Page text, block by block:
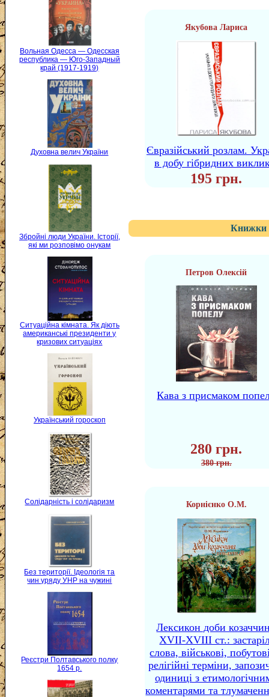
Вольная Одесса — Одесская
республика — Юго-Западный
край (1917-1919)
Духовна велич України
Збройні люди України. Історії,
які ми розповімо онукам
Ситуаційна кімната. Як діють
американські президенти у
кризових ситуаціях
Український гороскоп
Солідарність і солідаризм
Без території. Ідеологія та
чин уряду УНР на чужині
Реєстри Полтавського полку
1654 р.
Якубова Лариса
Євразійський розлам.
в добу гібридних
195 грн.
Книжки
Петров Олексій
Кава з присмаком
280 грн.
380 грн.
Корнієнко О.М.
Лексикон доби
XVII-XVIII ст.:
слова, військові,
релігійні терміни,
одиниці з
коментарями та